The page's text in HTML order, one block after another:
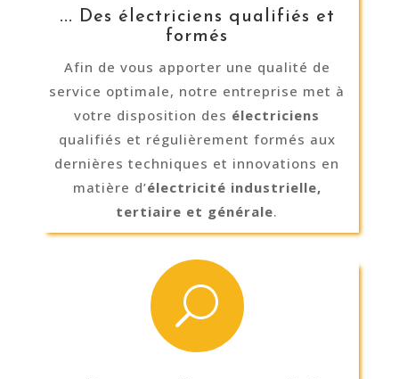
... Des électriciens qualifiés et
formés
Afin de vous apporter une qualité de
service optimale, notre entreprise met à
votre disposition des électriciens
qualifiés et régulièrement formés aux
dernières techniques et innovations en
matière d’électricité industrielle,
tertiaire et générale.
U